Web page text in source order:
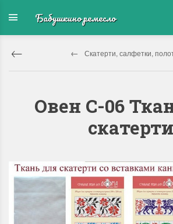
Бабушкино ремесло
Скатерти, салфетки,
Овен С-06
скатерти